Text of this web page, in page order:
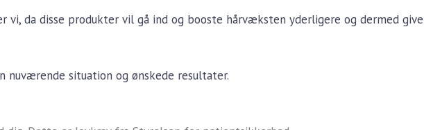
da disse produkter vil gå ind og booste hårvæksten yderligere og dermed give
nuværende situation og ønskede resultater.